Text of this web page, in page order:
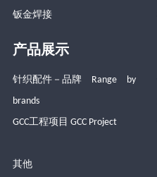
钣金焊接
产品展示
针织配件－品牌 Range by
brands
GCC工程项目 GCC Project
其他